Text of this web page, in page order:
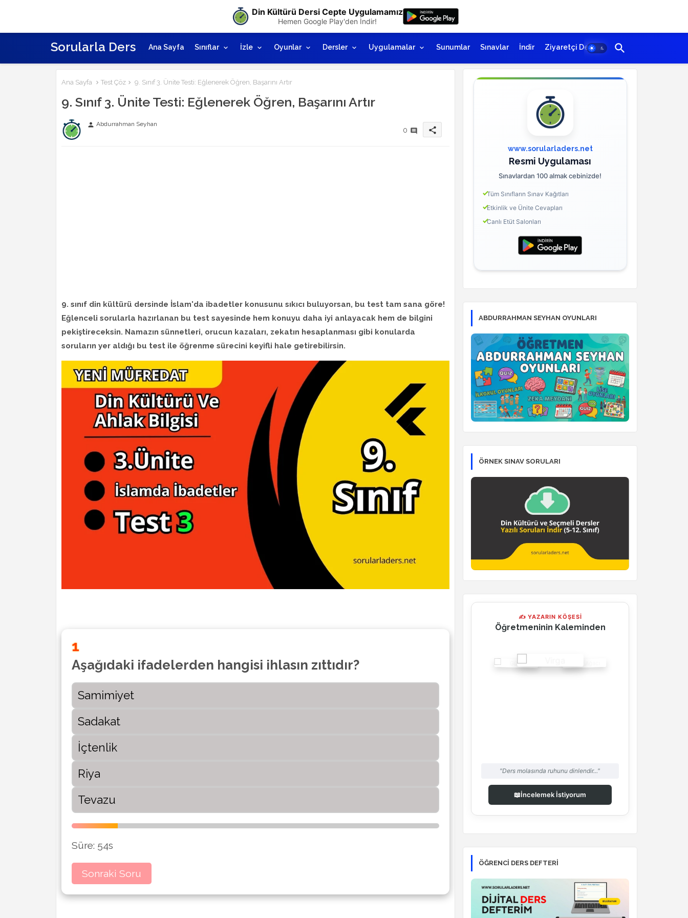
Sorularla Ders Ana Sayfa Sınıflar İzle Oyunlar Dersler Uygulamalar Sunumlar Sınavlar İndir Ziyaretçi Defteri
Ana Sayfa Test Çöz 9. Sınıf 3. Ünite Testi: Eğlenerek Öğren, Başarını Artır
9. Sınıf 3. Ünite Testi: Eğlenerek Öğren, Başarını Artır
person Abdurrahman Seyhan
0 share
9. sınıf din kültürü dersinde İslam'da ibadetler konusunu sıkıcı buluyorsan, bu test tam sana göre!
Eğlenceli sorularla hazırlanan bu test sayesinde hem konuyu daha iyi anlayacak hem de bilgini
pekiştireceksin. Namazın sünnetleri, orucun kazaları, zekatın hesaplanması gibi konularda
soruların yer aldığı bu test ile öğrenme sürecini keyifli hale getirebilirsin.
1
Aşağıdaki ifadelerden hangisi ihlasın zıttıdır?
Samimiyet
Sadakat
İçtenlik
Riya
Tevazu
Süre: 53s
Sonraki Soru
www.sorularladers.net
Resmi Uygulaması
Sınavlardan 100 almak cebinizde!
Tüm Sınıfların Sınav Kağıtları
Etkinlik ve Ünite Cevapları
Canlı Etüt Salonları
ABDURRAHMAN SEYHAN OYUNLARI
ÖRNEK SINAV SORULARI
✍ YAZARIN KÖŞESİ
Öğretmeninin Kaleminden
"Ders molasında ruhunu dinlendir..."
📖İncelemek İstiyorum
ÖĞRENCI DERS DEFTERI
Din Kültürü Dersi Cepte Uygulamamız
Hemen Google Play'den İndir!